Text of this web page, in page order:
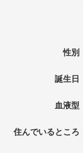
性別
誕生日
血液型
住んでいるところ